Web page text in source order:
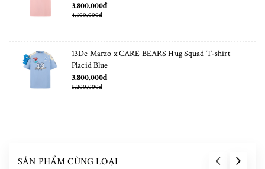
3.800.000₫
4.600.000₫
13De Marzo x CARE BEARS Hug Squad T-shirt
Placid Blue
3.800.000₫
5.200.000₫
SẢN PHẨM CÙNG LOẠI